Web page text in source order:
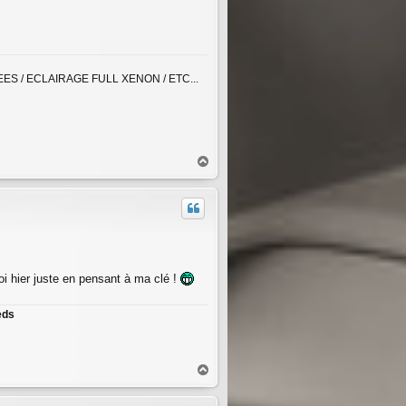
/ ECLAIRAGE FULL XENON / ETC...
a
u
hier juste en pensant à ma clé !
a
u